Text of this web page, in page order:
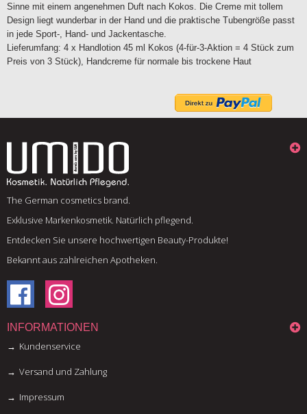
Sinne mit einem angenehmen Duft nach Kokos. Die Creme mit tollem
Design liegt wunderbar in der Hand und die praktische Tubengröße passt
in jede Sport-, Hand- und Jackentasche.
Lieferumfang: 4 x Handlotion 45 ml Kokos (4-für-3-Aktion = 4 Stück zum
Preis von 3 Stück), Handcreme für normale bis trockene Haut
The German cosmetics brand.
Exklusive Markenkosmetik. Natürlich pflegend.
Entdecken Sie unsere hochwertigen Beauty-Produkte!
Bekannt aus zahlreichen Apotheken.
INFORMATIONEN
Kundenservice
Versand und Zahlung
Impressum